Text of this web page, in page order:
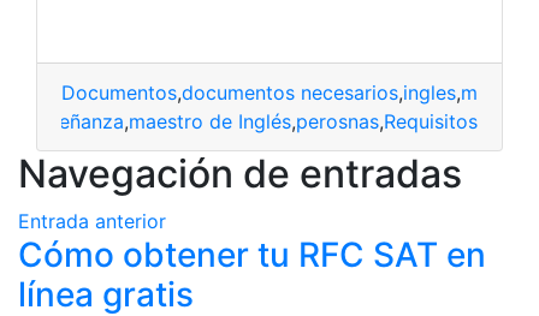
Documentos,documentos necesarios,ingles,
enseñanza,maestro de Inglés,perosnas,Requisitos
Navegación de entradas
Entrada anterior
Cómo obtener tu RFC SAT en
línea gratis